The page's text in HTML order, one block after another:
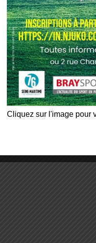
Cliquez sur l'image pour